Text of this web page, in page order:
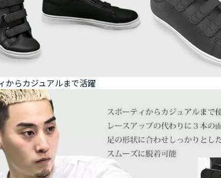
からカジュアルまで活躍